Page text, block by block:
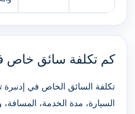
كم تكلفة سائق خاص
تكلفة السائق الخاص في
السيارة، مدة الخدمة،